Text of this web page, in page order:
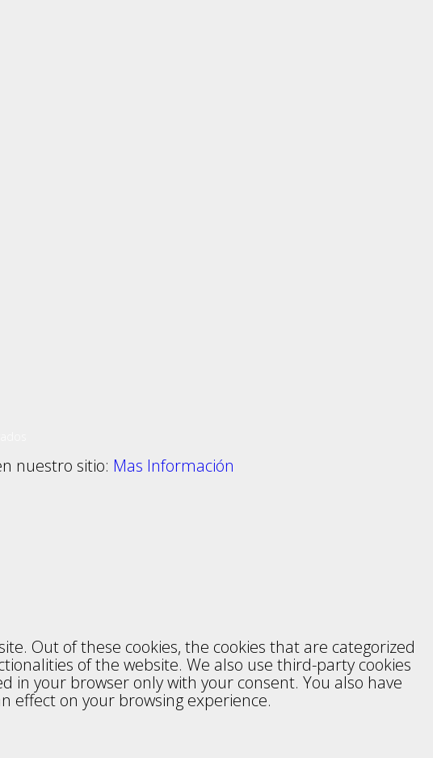
nuestro sitio: Mas Información
Out of these cookies, the cookies that are categorized
of the website. We also use third-party cookies
in your browser only with your consent. You also have
effect on your browsing experience.